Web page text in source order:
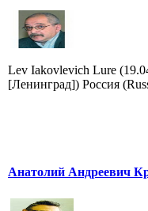
Lev Iakovlevich Lure
[Ленинград]) Россия
Анатолий Андреевич